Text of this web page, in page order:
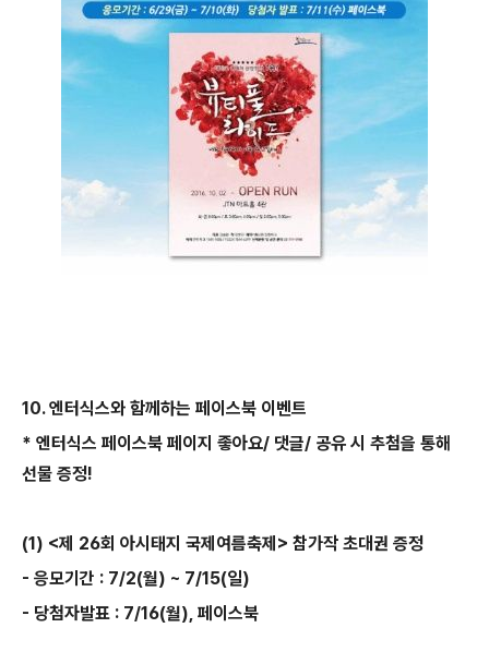
10. 엔터식스와 함께하는 페이스북 이벤트
* 엔터식스 페이스북 페이지 좋아요/ 댓글/ 공유 시 추첨을 통해
선물 증정!
(1) <제 26회 아시태지 국제여름축제> 참가작 초대권 증정
- 응모기간 : 7/2(월) ~ 7/15(일)
- 당첨자발표 : 7/16(월), 페이스북